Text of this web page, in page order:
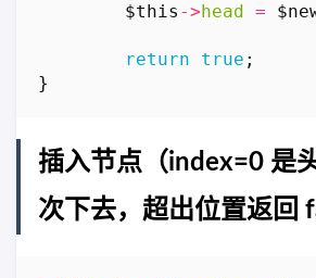
$this -> head =
return true ;
}
插入节点（index=0 是
次下去，超出位置返回